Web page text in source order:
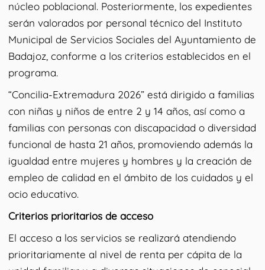
núcleo poblacional. Posteriormente, los expedientes
serán valorados por personal técnico del Instituto
Municipal de Servicios Sociales del Ayuntamiento de
Badajoz, conforme a los criterios establecidos en el
programa.
“Concilia-Extremadura 2026” está dirigido a familias
con niñas y niños de entre 2 y 14 años, así como a
familias con personas con discapacidad o diversidad
funcional de hasta 21 años, promoviendo además la
igualdad entre mujeres y hombres y la creación de
empleo de calidad en el ámbito de los cuidados y el
ocio educativo.
Criterios prioritarios de acceso
El acceso a los servicios se realizará atendiendo
prioritariamente al nivel de renta per cápita de la